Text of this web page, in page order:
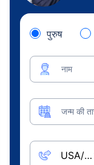
पुरुष
नाम
जन्म की